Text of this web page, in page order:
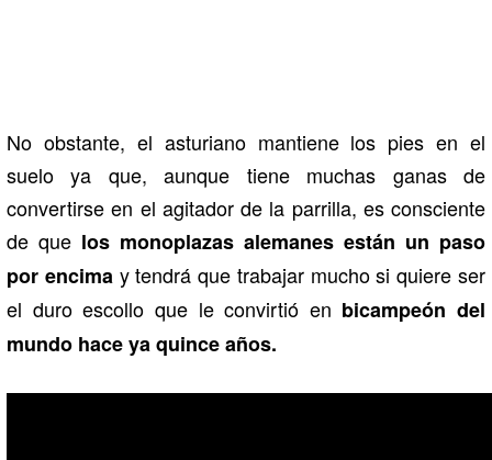
No obstante, el asturiano mantiene los pies en el
suelo ya que, aunque tiene muchas ganas de
convertirse en el agitador de la parrilla, es consciente
de que los monoplazas alemanes están un paso
por encima y tendrá que trabajar mucho si quiere ser
el duro escollo que le convirtió en bicampeón del
mundo hace ya quince años.